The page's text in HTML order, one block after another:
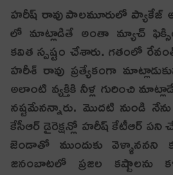
హరీష్ రావు పాలమూరులో ప్యాకేజ్
లో మాట్లాడితే అంతా మ్యాచ్ ఫిక్సింగ్
క‌విత స్ప‌ష్టం చేశారు. గతంలో
హరీశ్ రావు ప్రత్యేకంగా
అలాంటి వ్యక్తికి నీళ్ల గురించి
నష్టమేన‌న్నారు. మొదటి నుండి
కేసీఆర్ డైరెక్షన్లో హరీష్ కేటీఆర్ పని
జెండాతో ముందుకు వెళ్ళానన‌ని
జనంబాటలో ప్రజల కష్టాలను